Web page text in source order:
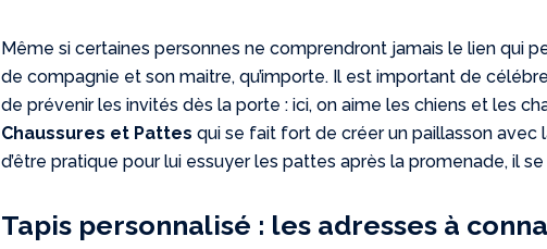
Même si certaines personnes ne comprendront jamais le lien qui
de compagnie et son maitre, qu’importe. Il est important de
de prévenir les invités dès la porte : ici, on aime les chiens et les
Chaussures et Pattes qui se fait fort de créer un paillasson avec
d’être pratique pour lui essuyer les pattes après la promenade, il
Tapis personnalisé : les adresses à